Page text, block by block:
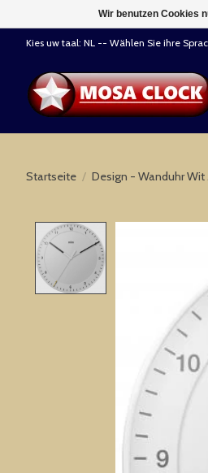
Kies uw taal: NL -- Wählen Sie ihre
Startseite / Design - Wanduhr Wit
Product
Wir benutzen Cookies